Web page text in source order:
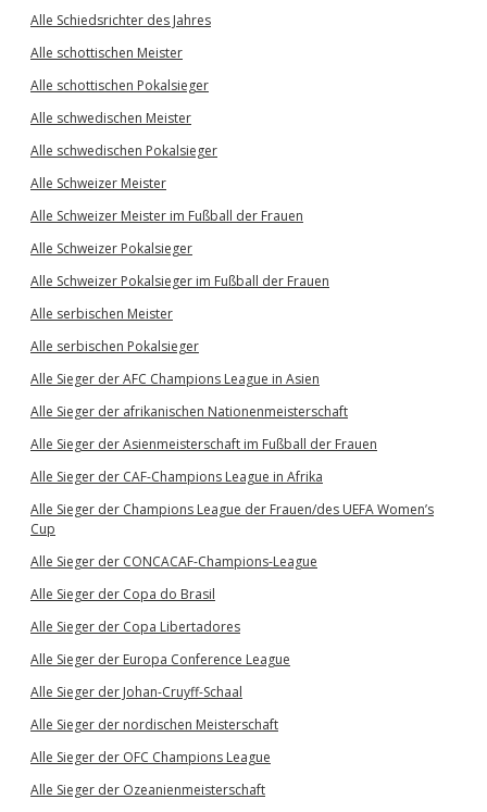
Alle Schiedsrichter des Jahres
Alle schottischen Meister
Alle schottischen Pokalsieger
Alle schwedischen Meister
Alle schwedischen Pokalsieger
Alle Schweizer Meister
Alle Schweizer Meister im Fußball der Frauen
Alle Schweizer Pokalsieger
Alle Schweizer Pokalsieger im Fußball der Frauen
Alle serbischen Meister
Alle serbischen Pokalsieger
Alle Sieger der AFC Champions League in Asien
Alle Sieger der afrikanischen Nationenmeisterschaft
Alle Sieger der Asienmeisterschaft im Fußball der Frauen
Alle Sieger der CAF-Champions League in Afrika
Alle Sieger der Champions League der Frauen/des UEFA Women’s
Cup
Alle Sieger der CONCACAF-Champions-League
Alle Sieger der Copa do Brasil
Alle Sieger der Copa Libertadores
Alle Sieger der Europa Conference League
Alle Sieger der Johan-Cruyff-Schaal
Alle Sieger der nordischen Meisterschaft
Alle Sieger der OFC Champions League
Alle Sieger der Ozeanienmeisterschaft